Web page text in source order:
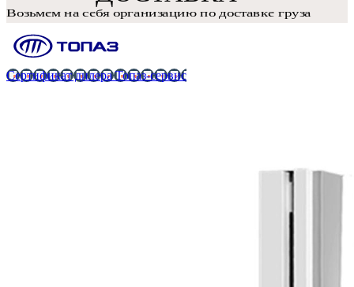
Сертификат дилера Топаз-сервис